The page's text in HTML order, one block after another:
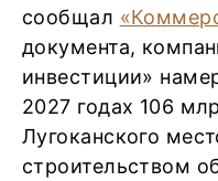
сообщал
документа,
инвестиции»
2027 годах 106
Лугоканского
строительством